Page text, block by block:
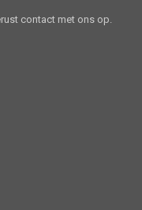
contact met ons op.